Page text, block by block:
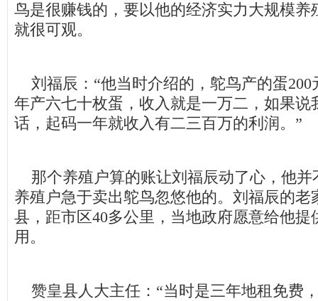
鸟是很赚钱的，要以他的经济实力大规模养
就很可观。
刘福辰：“他当时介绍的，鸵鸟产的蛋200
年产六七十枚蛋，收入就是一万二，如果说
话，起码一年就收入有二三百万的利润。”
那个养殖户算的账让刘福辰动了心，他并
养殖户急于卖出鸵鸟忽悠他的。刘福辰的老
县，距市区40多公里，当地政府愿意给他提
用。
赞皇县人大主任：“当时是三年地租免费